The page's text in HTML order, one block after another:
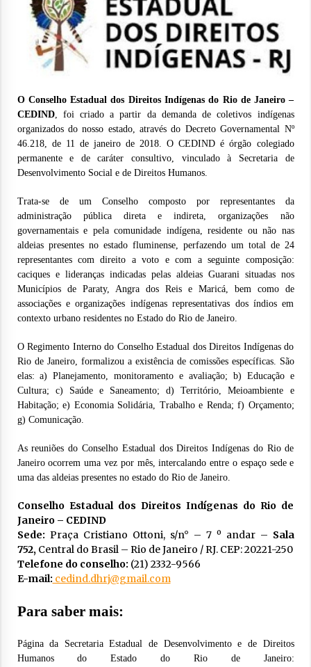
O Conselho Estadual dos Direitos Indígenas do Rio de Janeiro –
CEDIND, foi criado a partir da demanda de coletivos indígenas
organizados do nosso estado, através do Decreto Governamental Nº
46.218, de 11 de janeiro de 2018. O CEDIND é órgão colegiado
permanente e de caráter consultivo, vinculado à Secretaria de
Desenvolvimento Social e de Direitos Humanos.
Trata-se de um Conselho composto por representantes da
administração pública direta e indireta, organizações não
governamentais e pela comunidade indígena, residente ou não nas
aldeias presentes no estado fluminense, perfazendo um total de 24
representantes com direito a voto e com a seguinte composição:
caciques e lideranças indicadas pelas aldeias Guarani situadas nos
Municípios de Paraty, Angra dos Reis e Maricá, bem como de
associações e organizações indígenas representativas dos índios em
contexto urbano residentes no Estado do Rio de Janeiro.
O Regimento Interno do Conselho Estadual dos Direitos Indígenas do
Rio de Janeiro, formalizou a existência de comissões específicas. São
elas: a) Planejamento, monitoramento e avaliação; b) Educação e
Cultura; c) Saúde e Saneamento; d) Território, Meioambiente e
Habitação; e) Economia Solidária, Trabalho e Renda; f) Orçamento;
g) Comunicação.
As reuniões do Conselho Estadual dos Direitos Indígenas do Rio de
Janeiro ocorrem uma vez por mês, intercalando entre o espaço sede e
uma das aldeias presentes no estado do Rio de Janeiro.
Conselho Estadual dos Direitos Indígenas do Rio de
Janeiro – CEDIND
Sede: Praça Cristiano Ottoni, s/n° – 7 º andar – Sala
752,Central do Brasil – Rio de Janeiro / RJ. CEP: 20221-250
Telefone do conselho: (21) 2332-9566
E-mail: cedind.dhrj@gmail.com
Para saber mais:
Página da Secretaria Estadual de Desenvolvimento e de Direitos
Humanos do Estado do Rio de Janeiro: